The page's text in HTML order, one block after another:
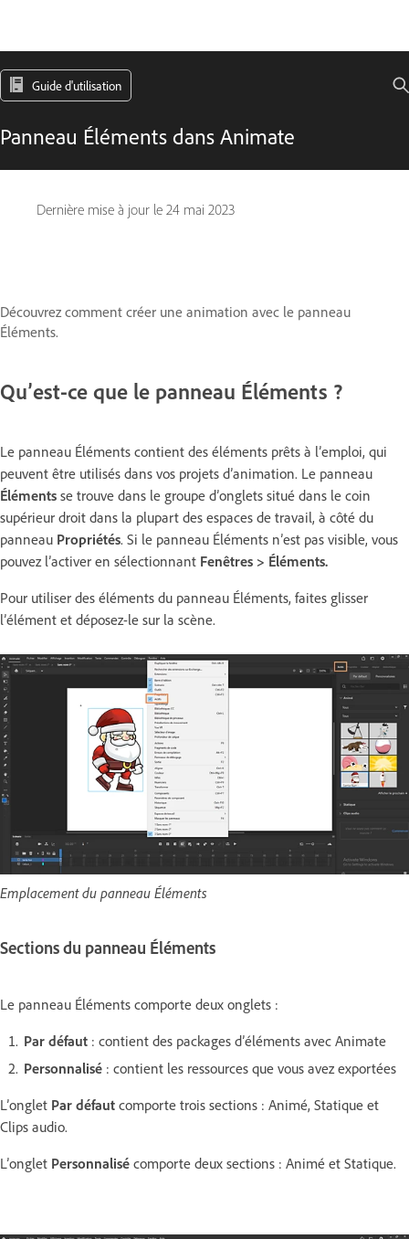
Guide d'utilisation
Panneau Éléments dans Animate
Dernière mise à jour le 24 mai 2023
Découvrez comment créer une animation avec le panneau
Éléments.
Qu’est-ce que le panneau Éléments ?
Le panneau Éléments contient des éléments prêts à l’emploi, qui
peuvent être utilisés dans vos projets d’animation. Le panneau
Éléments se trouve dans le groupe d’onglets situé dans le coin
supérieur droit dans la plupart des espaces de travail, à côté du
panneau Propriétés. Si le panneau Éléments n’est pas visible, vous
pouvez l’activer en sélectionnant Fenêtres > Éléments.
Pour utiliser des éléments du panneau Éléments, faites glisser
l’élément et déposez-le sur la scène.
Emplacement du panneau Éléments
Sections du panneau Éléments
Le panneau Éléments comporte deux onglets :
Par défaut : contient des packages d’éléments avec Animate
Personnalisé : contient les ressources que vous avez exportées
L’onglet Par défaut comporte trois sections : Animé, Statique et
Clips audio.
L’onglet Personnalisé comporte deux sections : Animé et Statique.